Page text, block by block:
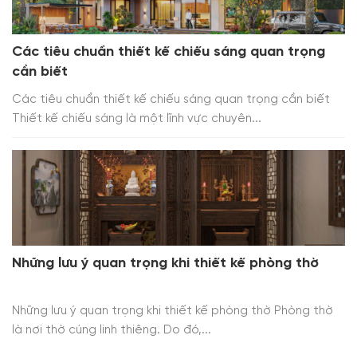
Các tiêu chuẩn thiết kế chiếu sáng quan trọng
cần biết
Các tiêu chuẩn thiết kế chiếu sáng quan trọng cần biết
Thiết kế chiếu sáng là một lĩnh vực chuyên...
Những lưu ý quan trọng khi thiết kế phòng thờ
Những lưu ý quan trọng khi thiết kế phòng thờ Phòng thờ
là nơi thờ cúng linh thiêng. Do đó,...